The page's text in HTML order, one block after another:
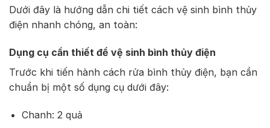
Dưới đây là hướng dẫn chi tiết cách vệ sinh bình thủy
điện nhanh chóng, an toàn:
Dụng cụ cần thiết để vệ sinh bình thủy điện
Trước khi tiến hành cách rửa bình thủy điện, bạn cần
chuẩn bị một số dụng cụ dưới đây:
Chanh: 2 quả